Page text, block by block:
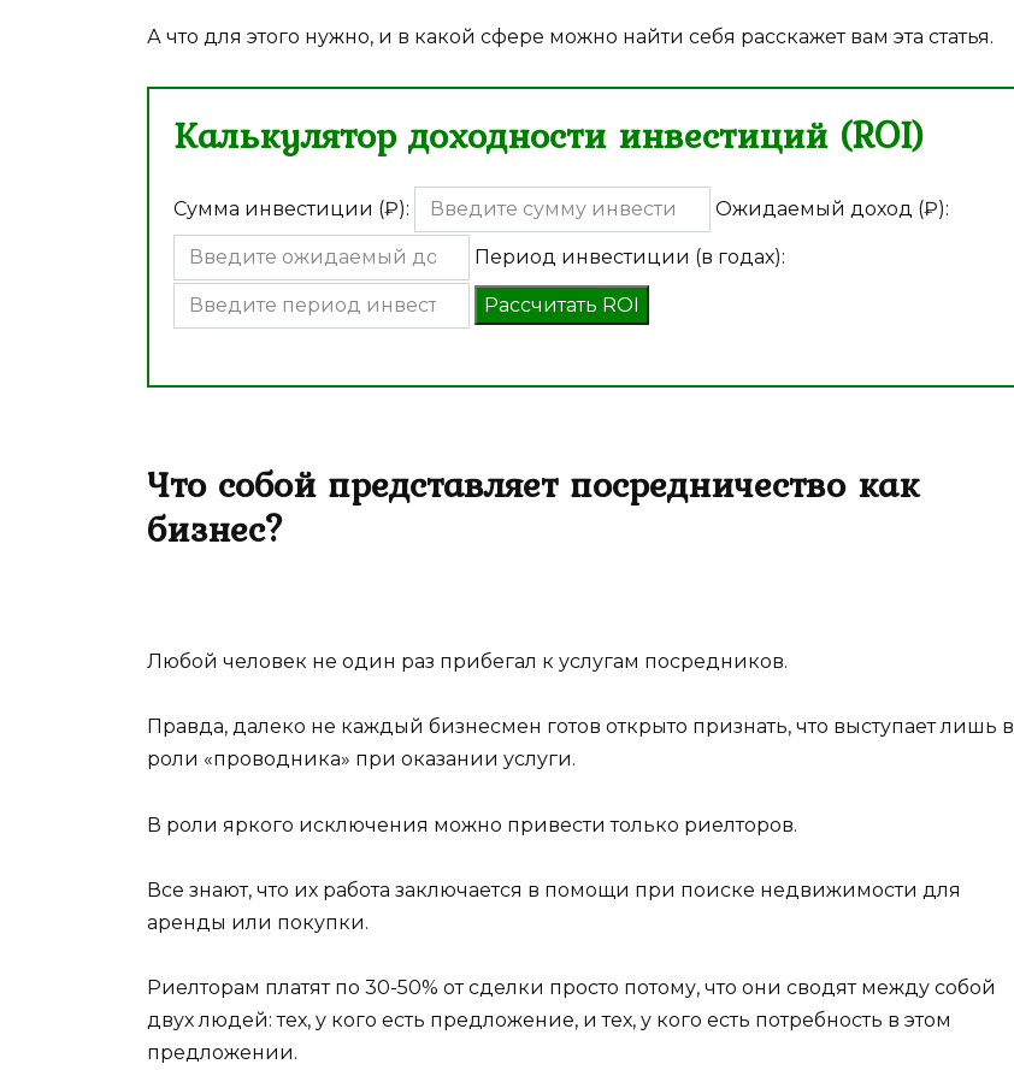
А что для этого нужно, и в какой сфере можно найти себя расскажет вам эта статья.
Калькулятор доходности инвестиций (ROI)
Сумма инвестиции (₽): Ожидаемый доход (₽):
Период инвестиции (в годах):
Рассчитать ROI
Что собой представляет посредничество как
бизнес?
Любой человек не один раз прибегал к услугам посредников.
Правда, далеко не каждый бизнесмен готов открыто признать, что выступает лишь в
роли «проводника» при оказании услуги.
В роли яркого исключения можно привести только риелторов.
Все знают, что их работа заключается в помощи при поиске недвижимости для
аренды или покупки.
Риелторам платят по 30-50% от сделки просто потому, что они сводят между собой
двух людей: тех, у кого есть предложение, и тех, у кого есть потребность в этом
предложении.